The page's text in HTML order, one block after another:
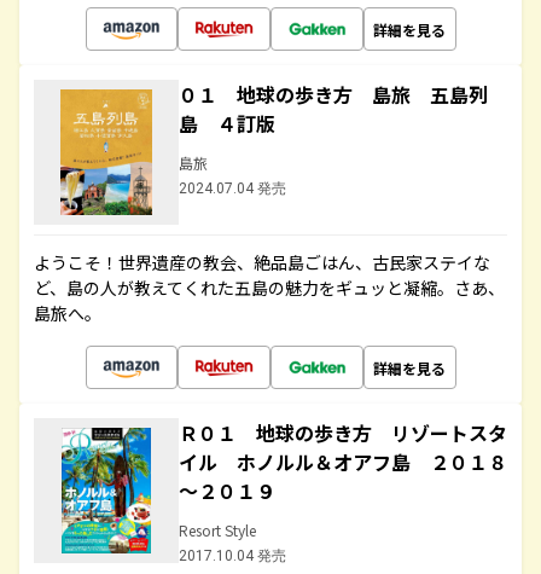
詳細を見る
０１ 地球の歩き方 島旅 五島列
島 ４訂版
島旅
2024.07.04 発売
ようこそ！世界遺産の教会、絶品島ごはん、古民家ステイな
ど、島の人が教えてくれた五島の魅力をギュッと凝縮。さあ、
島旅へ。
詳細を見る
Ｒ０１ 地球の歩き方 リゾートスタ
イル ホノルル＆オアフ島 ２０１８
～２０１９
Resort Style
2017.10.04 発売